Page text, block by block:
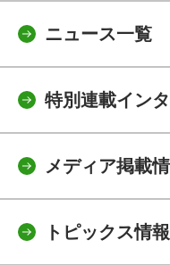
ニュース一覧
特別連載イン
メディア掲載
トピックス情報